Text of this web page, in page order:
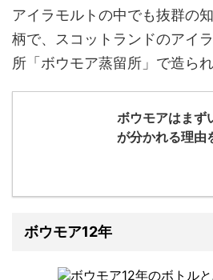
アイラモルトの中でも抜群の
柄で、スコットランドのアイ
所「ボウモア蒸留所」で造られ
ボウモアはまず
が分かれる理由
ボウモア12年